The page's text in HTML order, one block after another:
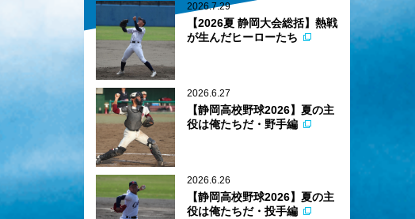
2026.7.29
【2026夏 静岡大会総括】熱戦
が生んだヒーローたち
2026.6.27
【静岡高校野球2026】夏の主
役は俺たちだ・野手編
2026.6.26
【静岡高校野球2026】夏の主
役は俺たちだ・投手編